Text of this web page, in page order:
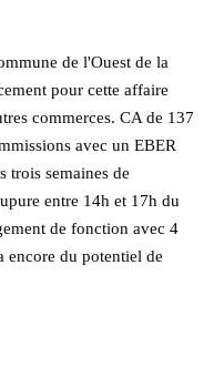
de l'Ouest de la
pour cette affaire
commerces. CA de 137
avec un EBER
trois semaines de
entre 14h et 17h du
de fonction avec 4
encore du potentiel de